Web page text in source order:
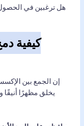
هل ترغبين في
كيفية
إن الجمع بين
يخلق مظهرًا